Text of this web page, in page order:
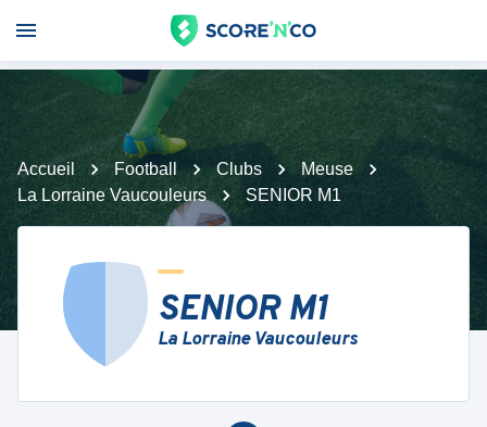
Accueil Football Clubs
Meuse
La Lorraine Vaucouleurs
SENIOR M1
SENIOR M1
La Lorraine Vaucouleurs